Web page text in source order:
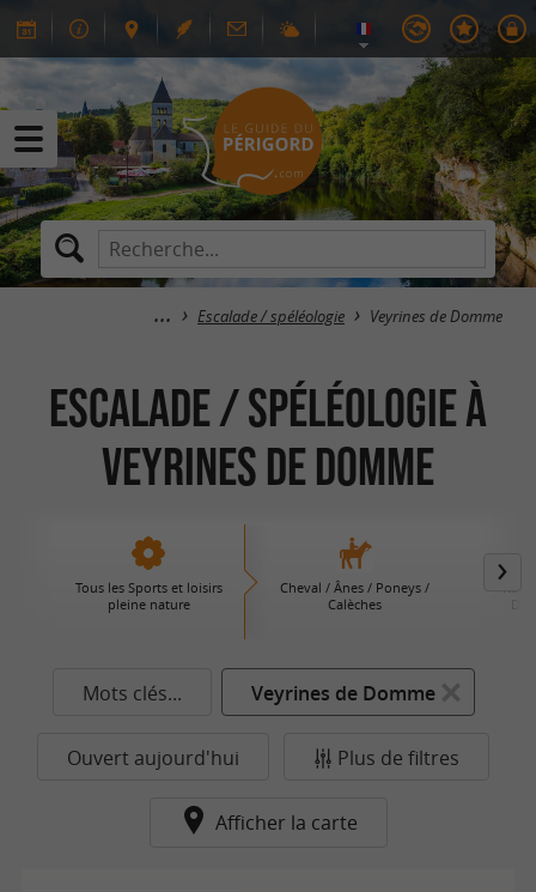
Escalade / spéléologie Veyrines de Domme
Escalade / spéléologie à
Veyrines de Domme
Tous les Sports et loisirs
pleine nature
Cheval / Ânes / Poneys /
Calèches
Mots clés... Veyrines de Domme
Ouvert aujourd'hui Plus de filtres
Afficher la carte